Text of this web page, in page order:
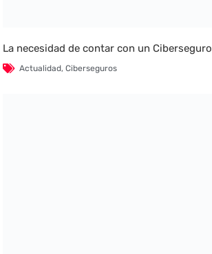
La necesidad de contar con un Ciberseguro
Actualidad,Ciberseguros